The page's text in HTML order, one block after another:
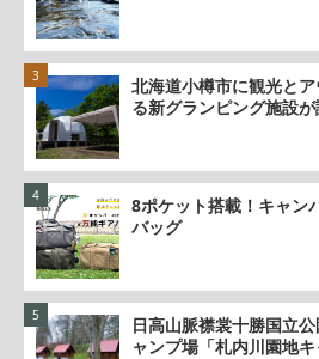
北海道小樽市に観光と
る新グランピング施設
8ポケット搭載！キャン
バッグ
日高山脈襟裳十勝国立
ャンプ場「札内川園地キ